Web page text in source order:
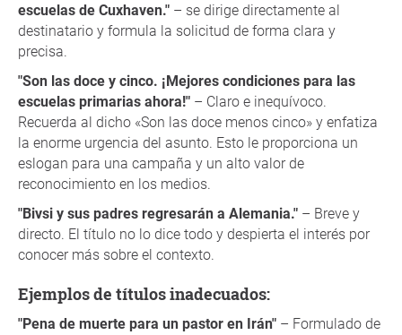
escuelas de Cuxhaven." – se dirige directamente al
destinatario y formula la solicitud de forma clara y
precisa.
"Son las doce y cinco. ¡Mejores condiciones para las
escuelas primarias ahora!" – Claro e inequívoco.
Recuerda al dicho «Son las doce menos cinco» y enfatiza
la enorme urgencia del asunto. Esto le proporciona un
eslogan para una campaña y un alto valor de
reconocimiento en los medios.
"Bivsi y sus padres regresarán a Alemania." – Breve y
directo. El título no lo dice todo y despierta el interés por
conocer más sobre el contexto.
Ejemplos de títulos inadecuados:
"Pena de muerte para un pastor en Irán" – Formulado de